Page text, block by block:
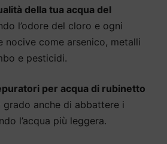
della tua acqua del
l’odore del cloro e ogni
nocive come arsenico, metalli
e pesticidi.
per acqua di rubinetto
grado anche di abbattere i
l’acqua più leggera.